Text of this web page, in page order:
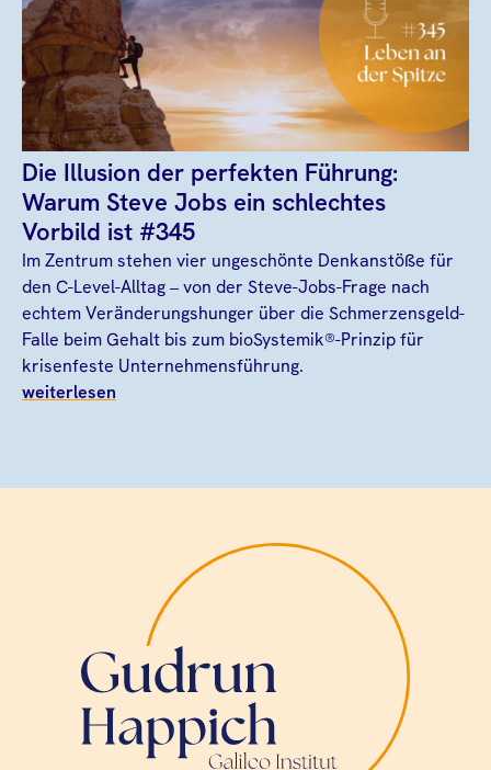
Die Illusion der perfekten Führung:
Warum Steve Jobs ein schlechtes
Vorbild ist #345
Im Zentrum stehen vier ungeschönte Denkanstöße für
den C-Level-Alltag – von der Steve-Jobs-Frage nach
echtem Veränderungshunger über die Schmerzensgeld-
Falle beim Gehalt bis zum bioSystemik®-Prinzip für
krisenfeste Unternehmensführung.
weiterlesen